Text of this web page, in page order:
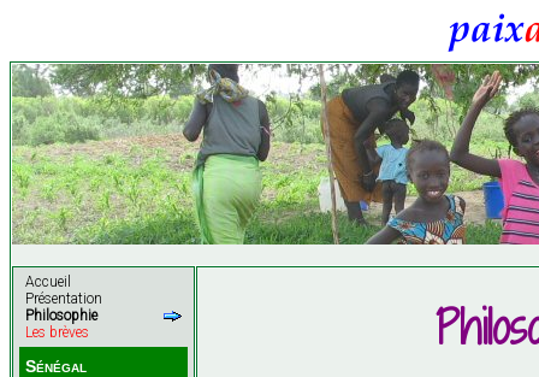
Accueil
Présentation
Philosophie
Les brèves
Sénégal